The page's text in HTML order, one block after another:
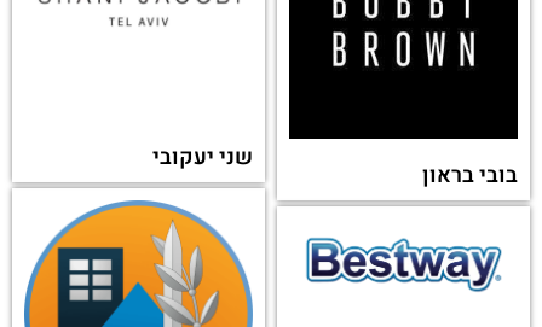
בובי בראון
שני יעקובי